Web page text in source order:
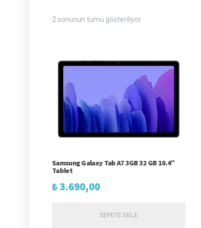
2 sonucun tümü gösteriliyorFiyata
düşüğe
Samsung Galaxy Tab A7 3GB 32 GB 10.4″
Tablet
₺3.690,00
SEPETE EKLE